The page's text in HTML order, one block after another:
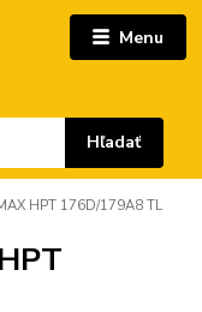
Menu
Hľadať
HPT 176D/179A8 TL